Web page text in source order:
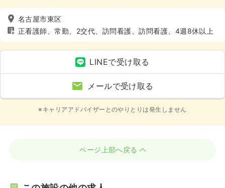
名古屋市東区
正看護師、常勤、2交代、訪問看護、訪問看護、4週8休以上
LINEで受け取る
メールで受け取る
※キャリアアドバイザーとのやりとりは発生しません
ページ上部へ戻る